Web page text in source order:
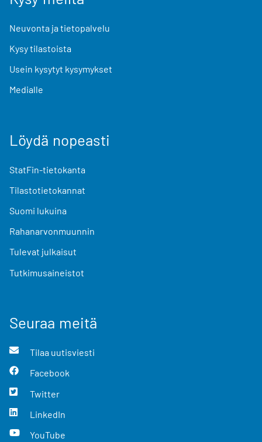
Neuvonta ja tietopalvelu
Kysy tilastoista
Usein kysytyt kysymykset
Medialle
Löydä nopeasti
StatFin-tietokanta
Tilastotietokannat
Suomi lukuina
Rahanarvonmuunnin
Tulevat julkaisut
Tutkimusaineistot
Seuraa meitä
Tilaa uutisviesti
Facebook
Twitter
LinkedIn
YouTube